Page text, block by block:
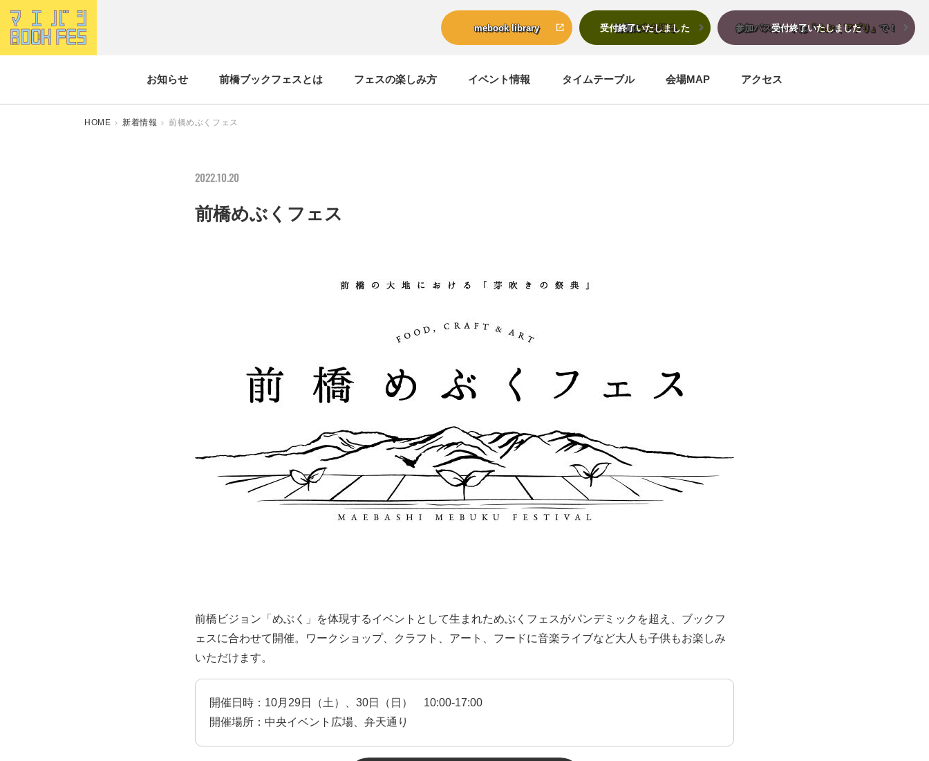
お知らせ 前橋ブックフェスとは フェスの楽しみ方 イベント情報 タイムテーブル 会場MAP アクセス
mebook library 前橋に本を送る 参加パスポートは「めぶくアプリ」 で！
HOME 新着情報 前橋めぶくフェス
2022.10.20
前橋めぶくフェス
前橋ビジョン「めぶく」を体現するイベントとして生まれためぶくフェスがパンデミックを超え、ブックフ
ェスに合わせて開催。ワークショップ、クラフト、アート、フードに音楽ライブなど大人も子供もお楽しみ
いただけます。
開催日時：10月29日（土）、30日（日） 10:00-17:00
開催場所：中央イベント広場、弁天通り